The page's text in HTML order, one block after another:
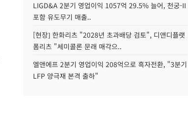
LIGD&A 2분기 영업이익 1057억 29.5% 늘어, 천궁-II
포함 유도무기 매출..
[현장] 한화리츠 "2028년 초과배당 검토", 디앤디플랫
폼리츠 "세미콜론 문래 매각으..
엘앤에프 2분기 영업이익 208억으로 흑자전환, "3분기
LFP 양극재 본격 출하"